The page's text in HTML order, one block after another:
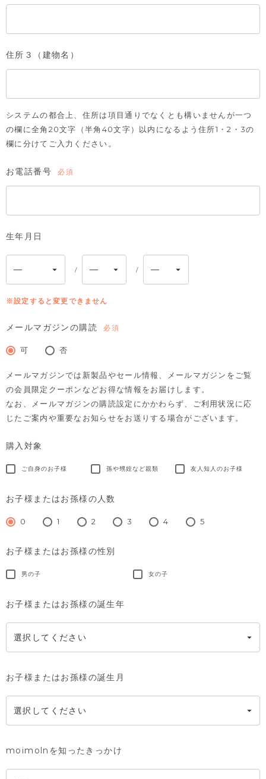
須)
住所３（建物名）
システムの都合上、住所は項目通りでなくとも構いませんが一つ
の欄に全角20文字（半角40文字）以内になるよう住所1・2・3の
欄に分けてご入力ください。
お電話番号
須)
生年月日
※設定すると変更できません
メールマガジンの購読
可 否
メールマガジンでは新製品やセール情報、メールマガジンをご覧
の会員限定クーポンなどお得な情報をお届けします。
なお、メールマガジンの購読設定にかかわらず、ご利用状況に応
じたご案内や重要なお知らせをお送りする場合がございます。
購入対象
ご自身のお子様 孫や甥姪など親類 友人知人のお子様
お子様またはお孫様の人数
0 1 2 3 4 5
お子様またはお孫様の性別
男の子 女の子
お子様またはお孫様の誕生年
お子様またはお孫様の誕生月
moimolnを知ったきっかけ